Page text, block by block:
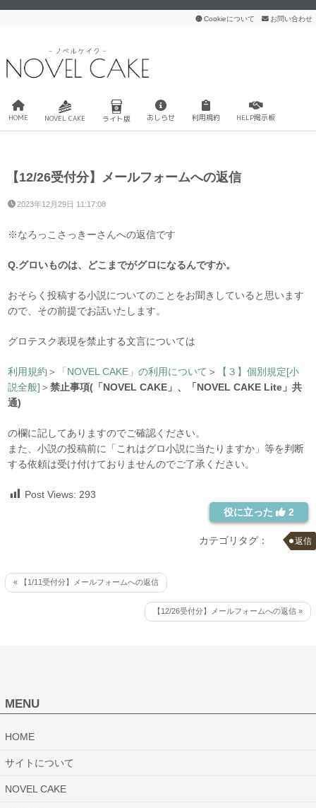
Cookieについて お問い合わせ
HOME NOVEL CAKE ライト版 おしらせ 利用規約 HELP掲示板
【12/26受付分】メールフォームへの返信
2023年12月29日 11:17:08
※なろっこさっきーさんへの返信です
Q.グロいものは、どこまでがグロになるんですか。
おそらく投稿する小説についてのことをお聞きしていると思います
ので、その前提でお話いたします。
グロテスク表現を禁止する文言については
利用規約 ＞ 「NOVEL CAKE」の利用について ＞
【３】個別規定[小
説全般] ＞禁止事項(「NOVEL CAKE」、「NOVEL CAKE Lite」共
通)
の欄に記してありますのでご確認ください。
また、小説の投稿前に「これはグロ小説に当たりますか」等を判断
する依頼は受け付けておりませんのでご了承ください。
Post Views: 293
役に立った
2
カテゴリタグ： 返信
« 【1/11受付分】メールフォームへの返信
【12/26受付分】メールフォームへの返信 »
MENU
HOME
サイトについて
NOVEL CAKE